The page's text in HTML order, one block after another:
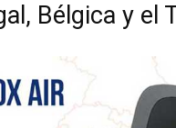
Bélgica y el